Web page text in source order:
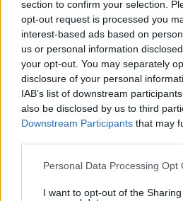
section to confirm your selection.
opt-out request is processed you
interest-based ads based on
us or personal information
your opt-out. You may separately
disclosure of your personal
IAB’s list of downstream
also be disclosed by us to third
Downstream Participants that may
Please note that this website/app
not limited to your visit or usage
Personal Data Processing Opt
I want to opt-out of the
Μυστήριο 3.500 ετών στη
που δεν πρόλαβε να
μπορεί ν' αλλάξει τη
έκρηξης
08.08.2026, 18:08